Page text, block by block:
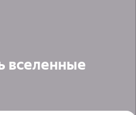
вселенные